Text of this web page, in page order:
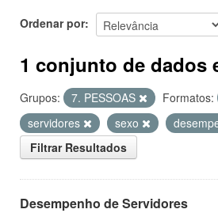
Ordenar por
1 conjunto de dados
Grupos: 7. PESSOAS Formatos:
servidores
sexo
Filtrar Resultados
Desempenho de Servidores